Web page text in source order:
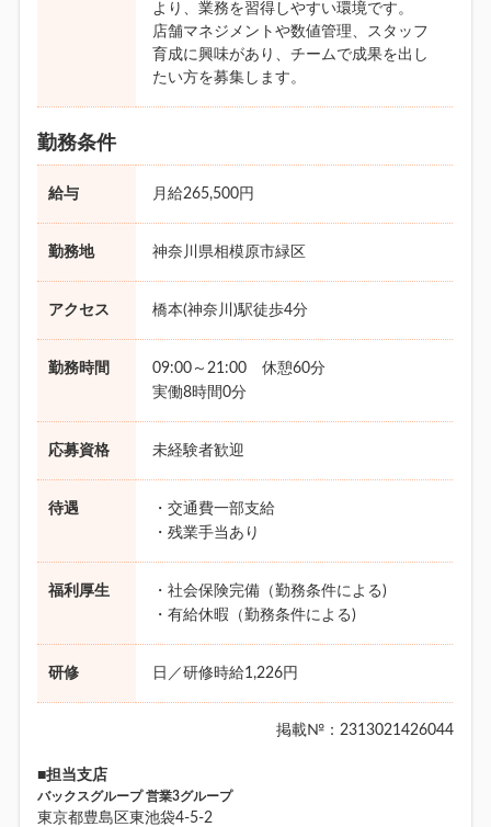
より、業務を習得しやすい環境です。
店舗マネジメントや数値管理、スタッフ
育成に興味があり、チームで成果を出し
たい方を募集します。
勤務条件
給与 月給265,500円
勤務地 神奈川県相模原市緑区
アクセス 橋本(神奈川)駅徒歩4分
勤務時間
09:00～21:00 休憩60分
実働8時間0分
応募資格 未経験者歓迎
待遇
・交通費一部支給
・残業手当あり
福利厚生
・社会保険完備（勤務条件による)
・有給休暇（勤務条件による)
研修 日／研修時給1,226円
掲載№：2313021426044
■担当支店
バックスグループ 営業3グループ
東京都豊島区東池袋4-5-2